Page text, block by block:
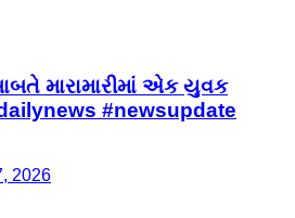
મારામારીમાં એક યુવક
#newsupdate
2026